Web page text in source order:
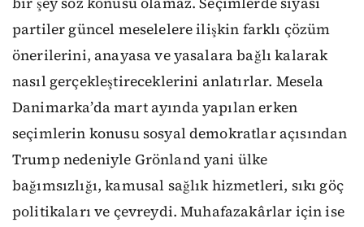
partiler güncel meselelere ilişkin farklı çözüm
önerilerini, anayasa ve yasalara bağlı kalarak
nasıl gerçekleştireceklerini anlatırlar. Mesela
Danimarka’da mart ayında yapılan erken
seçimlerin konusu sosyal demokratlar açısından
Trump nedeniyle Grönland yani ülke
bağımsızlığı, kamusal sağlık hizmetleri, sıkı göç
politikaları ve çevreydi. Muhafazakârlar için ise